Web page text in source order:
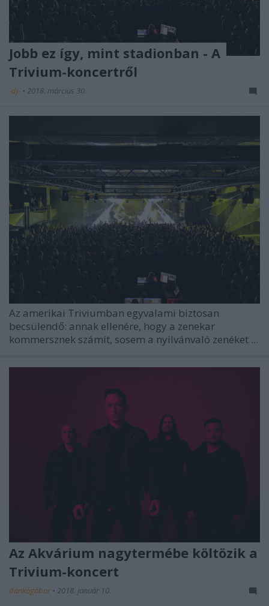
Jobb ez így, mint stadionban - A
Trivium-koncertről
-dj- • 2018. március 30.
Az amerikai Triviumban egyvalami biztosan
becsülendő: annak ellenére, hogy a zenekar
kommersznek számít, sosem a nyilvánvaló zenéket ...
Az Akvárium nagytermébe költözik a
Trivium-koncert
dankógábor • 2018. január 10.